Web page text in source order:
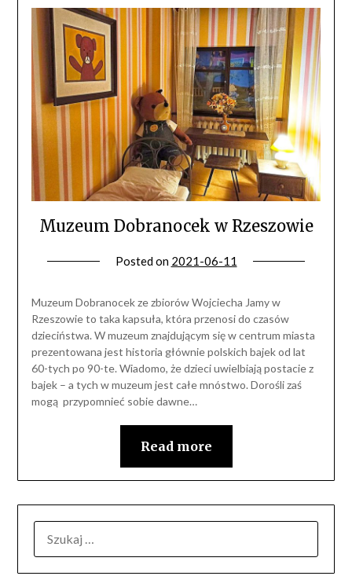
Muzeum Dobranocek w Rzeszowie
Posted on 2021-06-11
Muzeum Dobranocek ze zbiorów Wojciecha Jamy w
Rzeszowie to taka kapsuła, która przenosi do czasów
dzieciństwa. W muzeum znajdującym się w centrum miasta
prezentowana jest historia głównie polskich bajek od lat
60-tych po 90-te. Wiadomo, że dzieci uwielbiają postacie z
bajek – a tych w muzeum jest całe mnóstwo. Dorośli zaś
mogą przypomnieć sobie dawne…
Read more